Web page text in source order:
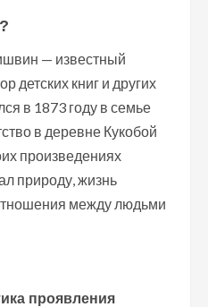
— известный
детских книг и других
в 1873 году в семье
в деревне Кукобой
произведениях
природу, жизнь
между людьми
проявления